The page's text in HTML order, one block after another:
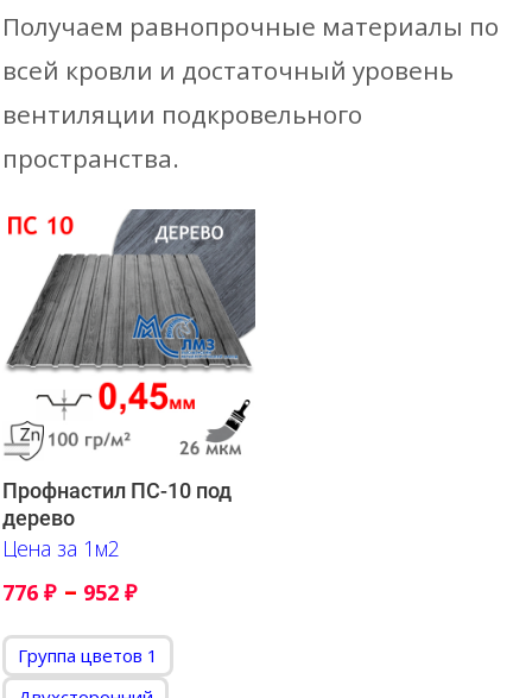
Получаем равнопрочные материалы по
всей кровли и достаточный уровень
вентиляции подкровельного
пространства.
Профнастил ПС-10 под
дерево
Цена за 1м2
776 ₽ – 952 ₽
Группа цветов 1